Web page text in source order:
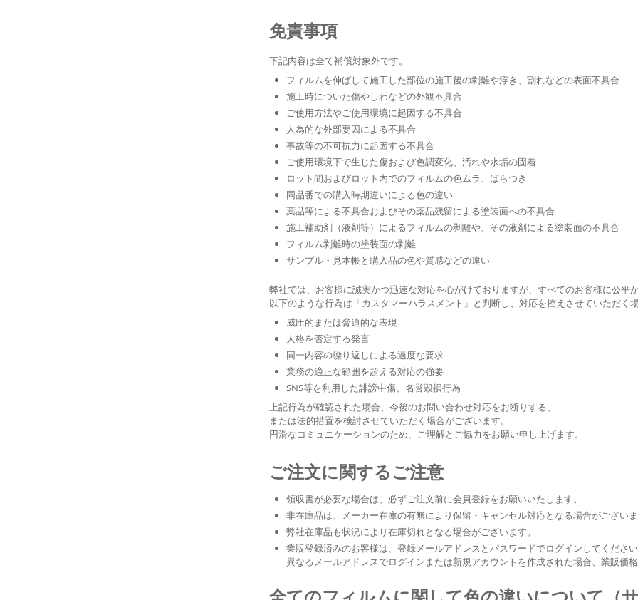
免責事項
下記内容は全て補償対象外です。
フィルムを伸ばして施工した部位の施工後の剥離や浮き、割れなどの表面不具合
施工時についた傷やしわなどの外観不具合
ご使用方法やご使用環境に起因する不具合
人為的な外部要因による不具合
事故等の不可抗力に起因する不具合
ご使用環境下で生じた傷および色調変化、汚れや水垢の固着
ロット間およびロット内でのフィルムの色ムラ、ばらつき
同品番での購入時期違いによる色の違い
薬品等による不具合およびその薬品残留による塗装面への不具合
施工補助剤（液剤等）によるフィルムの剥離や、その液剤による塗装面の不具合
フィルム剥離時の塗装面の剥離
サンプル・見本帳と購入品の色や質感などの違い
弊社では、お客様に誠実かつ迅速な対応を心がけておりますが、すべてのお客様に公平
以下のような行為は「カスタマーハラスメント」と判断し、対応を控えさせていただく
威圧的または脅迫的な表現
人格を否定する発言
同一内容の繰り返しによる過度な要求
業務の適正な範囲を超える対応の強要
SNS等を利用した誹謗中傷、名誉毀損行為
上記行為が確認された場合、今後のお問い合わせ対応をお断りする、
または法的措置を検討させていただく場合がございます。
円滑なコミュニケーションのため、ご理解とご協力をお願い申し上げます。
ご注文に関するご注意
領収書が必要な場合は、必ずご注文前に会員登録をお願いいたします。
非在庫品は、メーカー在庫の有無により保留・キャンセル対応となる場合がございま
弊社在庫品も状況により在庫切れとなる場合がございます。
業販登録済みのお客様は、登録メールアドレスとパスワードでログインしてください
異なるメールアドレスでログインまたは新規アカウントを作成された場合、業販価格